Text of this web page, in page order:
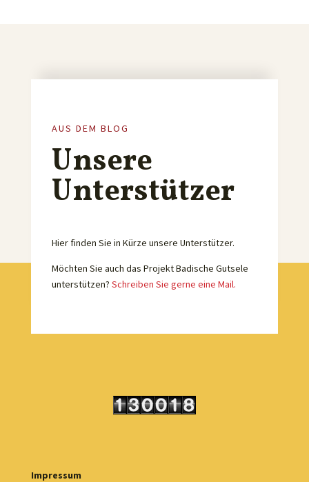
AUS DEM BLOG
Unsere
Unterstützer
Hier finden Sie in Kürze unsere Unterstützer.
Möchten Sie auch das Projekt Badische Gutsele
unterstützen? Schreiben Sie gerne eine Mail.
Impressum